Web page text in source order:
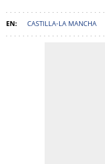
CASTILLA-LA MANCHA